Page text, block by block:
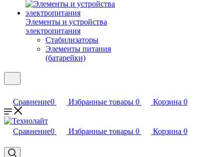
Элементы и устройства
электропитания
Стабилизаторы
Элементы питания
(батарейки)
Сравнение0 Избранные товары 0 Корзина 0
Сравнение0 Избранные товары 0 Корзина 0